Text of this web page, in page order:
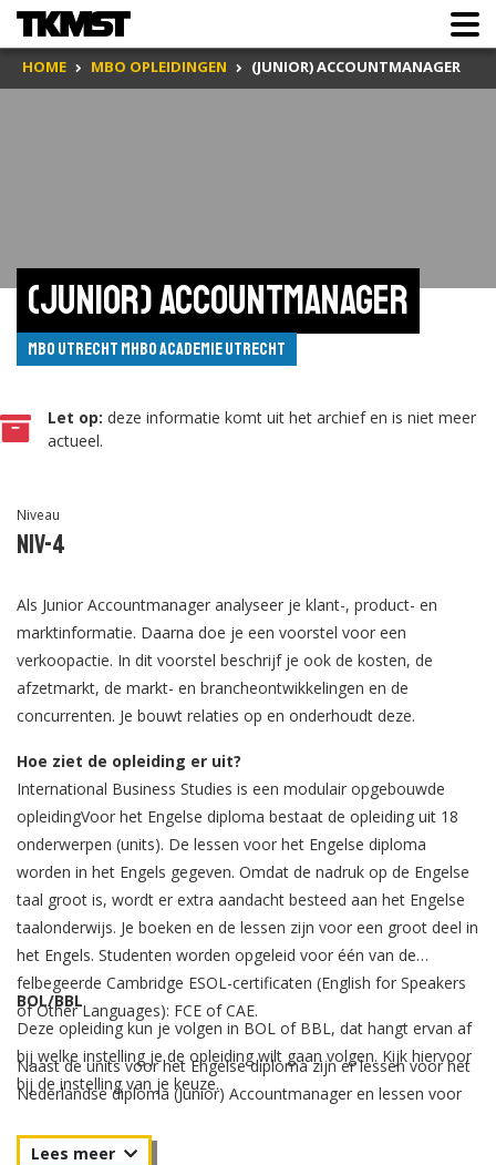
HOME MBO OPLEIDINGEN (JUNIOR) ACCOUNTMANAGER
(Junior) accountmanager
MBO Utrecht MHBO Academie Utrecht
Let op: deze informatie komt uit het archief en is niet meer
actueel.
Niveau
Niv-4
Als Junior Accountmanager analyseer je klant-, product- en
marktinformatie. Daarna doe je een voorstel voor een
verkoopactie. In dit voorstel beschrijf je ook de kosten, de
afzetmarkt, de markt- en brancheontwikkelingen en de
concurrenten. Je bouwt relaties op en onderhoudt deze.
Hoe ziet de opleiding er uit?
International Business Studies is een modulair opgebouwde
opleidingVoor het Engelse diploma bestaat de opleiding uit 18
onderwerpen (units). De lessen voor het Engelse diploma
worden in het Engels gegeven. Omdat de nadruk op de Engelse
taal groot is, wordt er extra aandacht besteed aan het Engelse
taalonderwijs. Je boeken en de lessen zijn voor een groot deel in
het Engels. Studenten worden opgeleid voor één van de
felbegeerde Cambridge ESOL-certificaten (English for Speakers
of Other Languages): FCE of CAE.
Naast de units voor het Engelse diploma zijn er lessen voor het
Nederlandse diploma (Junior) Accountmanager en lessen voor
opleiding aandacht voor loopbaanleren, burgerschap,
BOL/BBL
Deze opleiding kun je volgen in BOL of BBL, dat hangt ervan af
bij welke instelling je de opleiding wilt gaan volgen. Kijk hiervoor
bij de instelling van je keuze.